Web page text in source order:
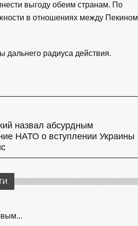
выгоду обеим странам. По
в отношениях между Пекином
дальнего радиуса действия.
назвал абсурдным
НАТО о вступлении Украины